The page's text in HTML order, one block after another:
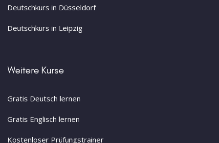
Deutschkurs in Düsseldorf
Deutschkurs in Leipzig
Weitere Kurse
Gratis Deutsch lernen
Gratis Englisch lernen
Kostenloser Prüfungstrainer